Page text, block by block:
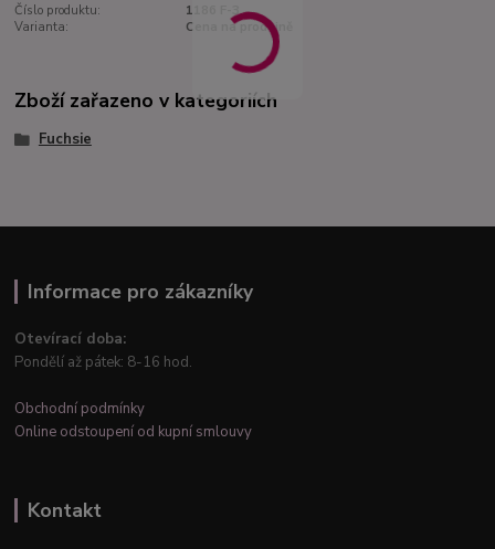
Číslo produktu:
1186 F-3
Varianta:
Cena na prodejně
Zboží zařazeno v kategoriích
Fuchsie
Informace pro zákazníky
Otevírací doba:
Pondělí až pátek: 8-16 hod.
Obchodní podmínky
Online odstoupení od kupní smlouvy
Kontakt